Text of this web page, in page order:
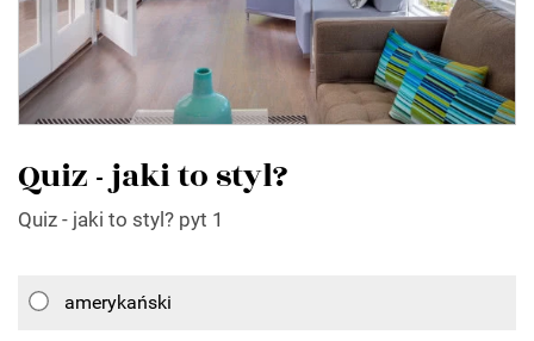
Quiz - jaki to styl?
Quiz - jaki to styl? pyt 1
amerykański